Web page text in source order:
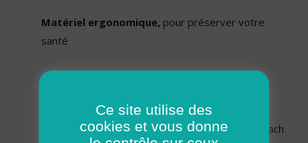
Matériel ergonomique, pour préserver votre
santé
Actions sport et événements conviviaux,
coach
Ce site utilise des
cookies et vous donne